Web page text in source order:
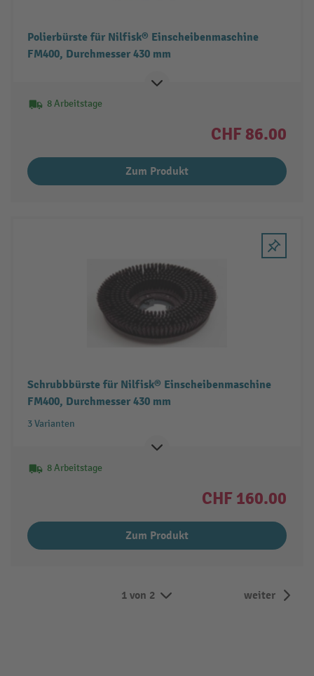
Polierbürste für Nilfisk® Einscheibenmaschine
FM400, Durchmesser 430 mm
8 Arbeitstage
CHF 86.00
Zum Produkt
Schrubbbürste für Nilfisk® Einscheibenmaschine
FM400, Durchmesser 430 mm
3 Varianten
8 Arbeitstage
CHF 160.00
Zum Produkt
1 von 2 weiter